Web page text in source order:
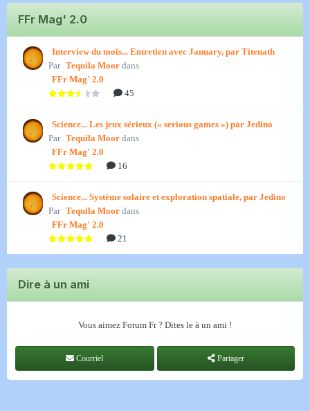
FFr Mag' 2.0
Interview du mois... Entretien avec January, par Titenath
Par Tequila Moor dans
FFr Mag' 2.0
45
Science... Les jeux sérieux (« serious games ») par Jedino
Par Tequila Moor dans
FFr Mag' 2.0
16
Science... Système solaire et exploration spatiale, par Jedino
Par Tequila Moor dans
FFr Mag' 2.0
21
Dire à un ami
Vous aimez Forum Fr ? Dites le à un ami !
Courriel Partager